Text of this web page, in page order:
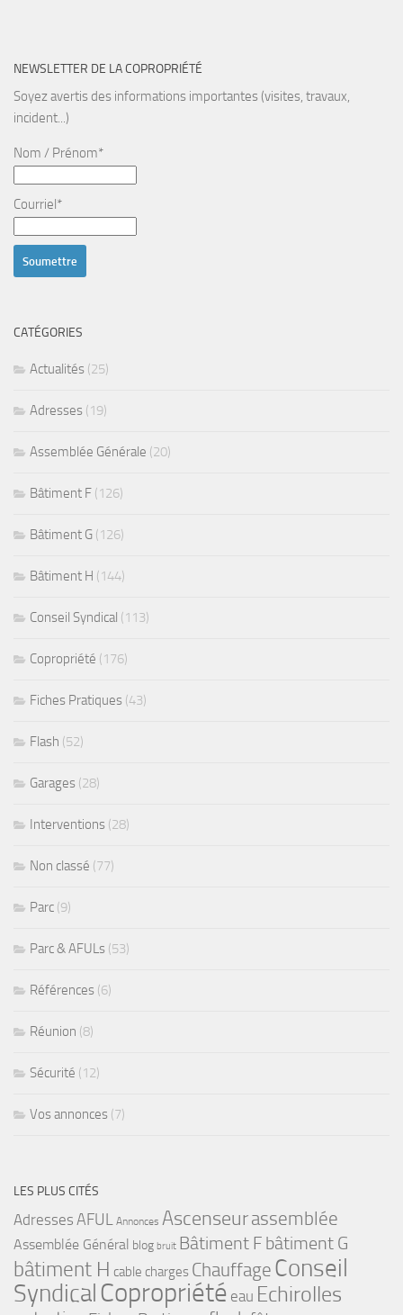
NEWSLETTER DE LA COPROPRIÉTÉ
Soyez avertis des informations importantes (visites, travaux,
incident...)
Nom / Prénom*
Courriel*
CATÉGORIES
Actualités (25)
Adresses (19)
Assemblée Générale (20)
Bâtiment F (126)
Bâtiment G (126)
Bâtiment H (144)
Conseil Syndical (113)
Copropriété (176)
Fiches Pratiques (43)
Flash (52)
Garages (28)
Interventions (28)
Non classé (77)
Parc (9)
Parc & AFULs (53)
Références (6)
Réunion (8)
Sécurité (12)
Vos annonces (7)
LES PLUS CITÉS
Adresses AFUL Annonces Ascenseurassemblée
Assemblée Général blog bruit Bâtiment F bâtiment G
bâtiment H cable charges Chauffage Conseil
Syndical Copropriété eau Echirolles